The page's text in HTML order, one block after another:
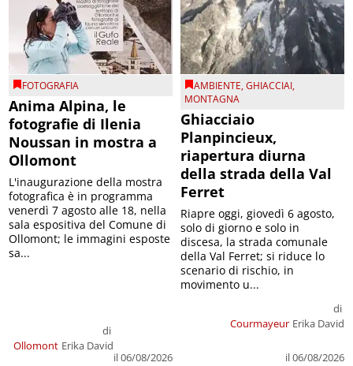
FOTOGRAFIA
Anima Alpina, le
fotografie di Ilenia
Noussan in mostra a
Ollomont
Ollomont
di
Erika David
il 06/08/2026
L'inaugurazione della mostra
fotografica è in programma
venerdì 7 agosto alle 18, nella
sala espositiva del Comune di
Ollomont; le immagini esposte
sa...
AMBIENTE,GHIACCIAI,
MONTAGNA
Ghiacciaio
Planpincieux,
riapertura diurna
della strada della Val
Ferret
Courmayeur
di
Erika David
il 06/08/2026
Riapre oggi, giovedì 6 agosto,
solo di giorno e solo in
discesa, la strada comunale
della Val Ferret; si riduce lo
scenario di rischio, in
movimento u...